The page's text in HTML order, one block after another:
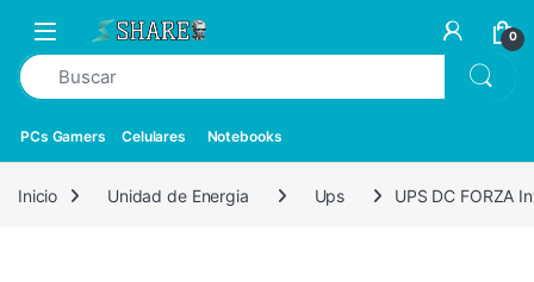
0
PCs Gamers Celulares Notebooks
Inicio Unidad de Energia Ups UPS DC FORZA